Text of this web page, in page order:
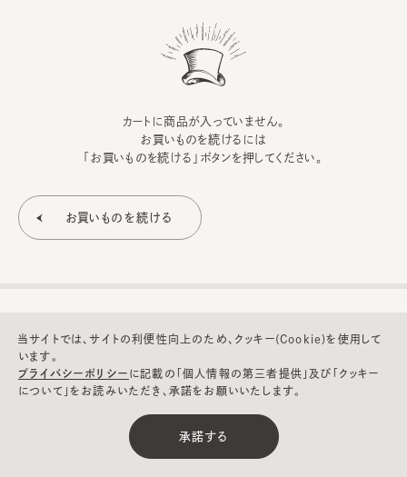
カートに商品が入っていません。
お買いものを続けるには
「お買いものを続ける」ボタンを押してください。
©CA4LA INC. All Rights Reserved.
当サイトでは、サイトの利便性向上のため、クッキー(Cookie)を使用して
います。
プライバシーポリシー に記載の「個人情報の第三者提供」及び「クッキー
について」をお読みいただき、承諾をお願いいたします。
承諾する